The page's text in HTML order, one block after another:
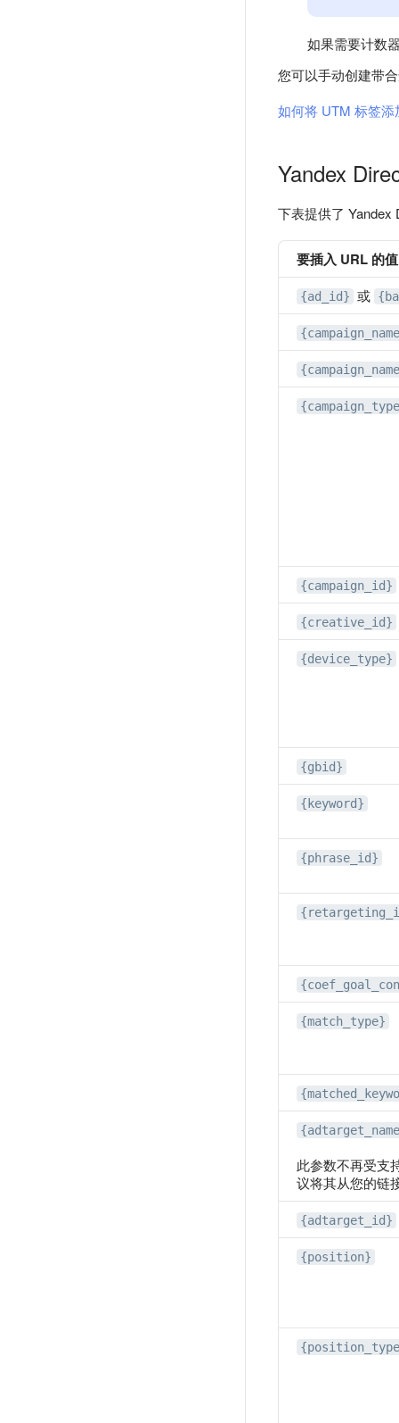
如果需要计数
您可以手动创建带
如何将 UTM 标签
Yandex
下表提供了 Yandex
要插入 URL 的值
{ad_id} 或
{campaign_id}
{creative_id}
{device_type}
{gbid}
{keyword}
{phrase_id}
{match_type}
此参数不再受支
议将其从您的链
{adtarget_id}
{position}